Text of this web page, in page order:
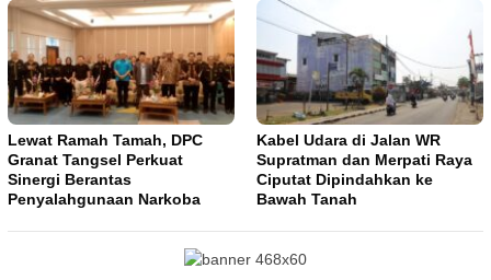
Lewat Ramah Tamah, DPC
Granat Tangsel Perkuat
Sinergi Berantas
Penyalahgunaan Narkoba
Kabel Udara di Jalan WR
Supratman dan Merpati Raya
Ciputat Dipindahkan ke
Bawah Tanah